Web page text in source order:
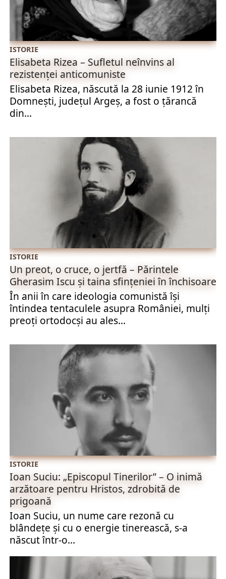
ISTORIE
Elisabeta Rizea – Sufletul neînvins al
rezistenței anticomuniste
Elisabeta Rizea, născută la 28 iunie 1912 în
Domnești, județul Argeș, a fost o țărancă
din...
ISTORIE
Un preot, o cruce, o jertfă – Părintele
Gherasim Iscu și taina sfințeniei în închisoare
În anii în care ideologia comunistă își
întindea tentaculele asupra României, mulți
preoți ortodocși au ales...
ISTORIE
Ioan Suciu: „Episcopul Tinerilor” – O inimă
arzătoare pentru Hristos, zdrobită de
prigoană
Ioan Suciu, un nume care rezonă cu
blândețe și cu o energie tinerească, s-a
născut într-o...